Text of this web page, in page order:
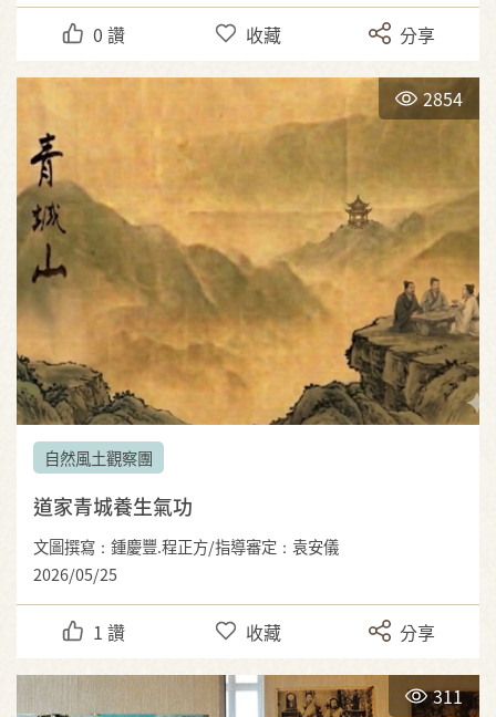
0 讚 收藏 分享
2854
自然風土觀察團
道家青城養生氣功
文圖撰寫：鍾慶豐.程正方/指導審定：袁安儀
2026/05/25
1 讚 收藏 分享
311